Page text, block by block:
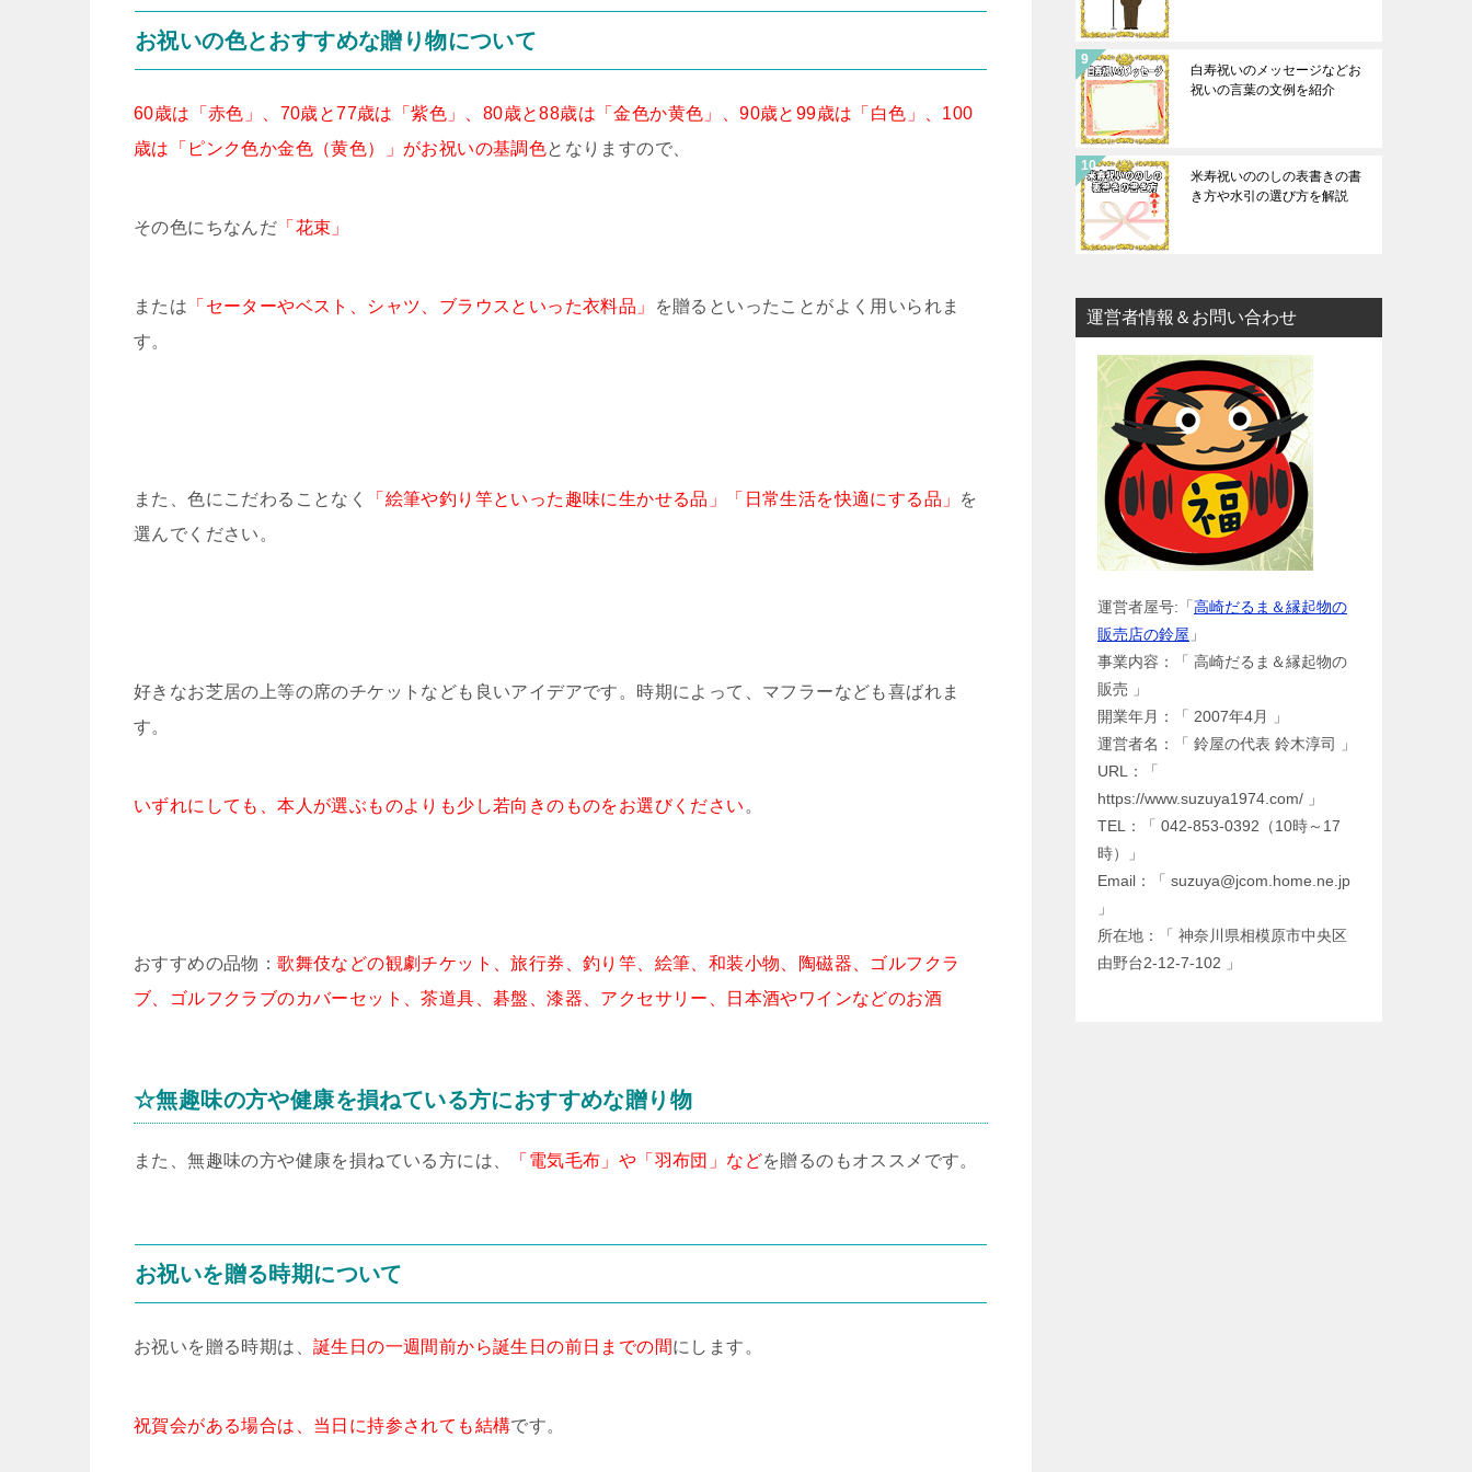
お祝いの色とおすすめな贈り物について
60歳は「赤色」、70歳と77歳は「紫色」、80歳と88歳は「金色か黄色」、90歳と99歳は「白色」、100
歳は「ピンク色か金色（黄色）」がお祝いの基調色となりますので、
その色にちなんだ 「花束」
または 「セーターやベスト、シャツ、ブラウスといった衣料品」
を贈るといったことがよく用いられま
す。
また、色にこだわることなく 「絵筆や釣り竿といった趣味に生かせる品」「日常生活を快適にする品」 を
選んでください。
好きなお芝居の上等の席のチケットなども良いアイデアです。時期によって、マフラーなども喜ばれま
す。
いずれにしても、本人が選ぶものよりも少し若向きのものをお選びください 。
おすすめの品物：歌舞伎などの観劇チケット、旅行券、釣り竿、絵筆、和装小物、陶磁器、ゴルフクラ
ブ、ゴルフクラブのカバーセット、茶道具、碁盤、漆器、アクセサリー、日本酒やワインなどのお酒
☆無趣味の方や健康を損ねている方におすすめな贈り物
また、無趣味の方や健康を損ねている方には、 「電気毛布」や「羽布団」などを贈るのもオススメです。
お祝いを贈る時期について
お祝いを贈る時期は、 誕生日の一週間前から誕生日の前日までの間にします。
祝賀会がある場合は、当日に持参されても結構です。
白寿祝いのメッセージなどお
祝いの言葉の文例を紹介
米寿祝いののしの表書きの書
き方や水引の選び方を解説
運営者情報＆お問い合わせ
運営者屋号:「 高崎だるま＆縁起物の
販売店の鈴屋 」
事業内容：「 高崎だるま＆縁起物の
販売 」
開業年月：「 2007年4月 」
運営者名：「 鈴屋の代表 鈴木淳司 」
URL：「
https://www.suzuya1974.com/ 」
TEL：「 042-853-0392（10時～17
時）」
Email：「 suzuya@jcom.home.ne.jp
」
所在地：「 神奈川県相模原市中央区
由野台2-12-7-102 」